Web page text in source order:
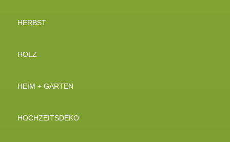
HERBST
HOLZ
HEIM + GARTEN
HOCHZEITSDEKO